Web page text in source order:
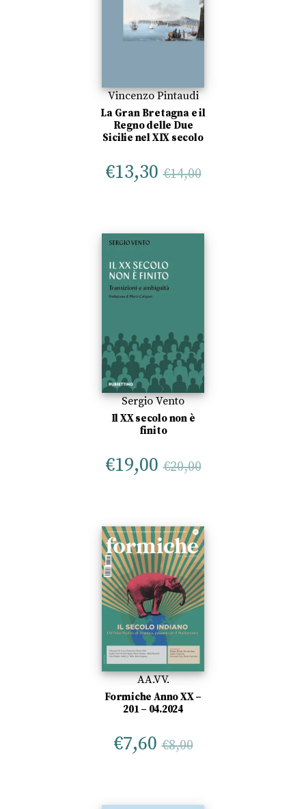
Vincenzo Pintaudi
La Gran Bretagna e il
Regno delle Due
Sicilie nel XIX secolo
€13,30 €14,00
Sergio Vento
Il XX secolo non è
finito
€19,00 €20,00
AA.VV.
Formiche Anno XX –
201 – 04.2024
€7,60 €8,00